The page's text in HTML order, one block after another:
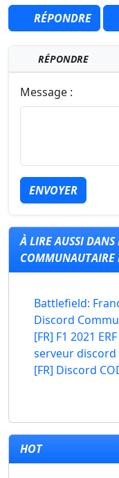
RÉPONDRE
RÉPONDRE
Message :
ENVOYER
À LIRE AUSSI
COMMUNAUTAIRE
Battlefield:
Discord
[FR] F1 2021 ERF
serveur discord
[FR] Discord
HOT